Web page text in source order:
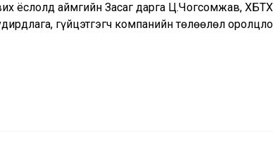
ёслолд аймгийн Засаг дарга Ц.Чогсомжав,
гүйцэтгэгч компанийн төлөөлөл